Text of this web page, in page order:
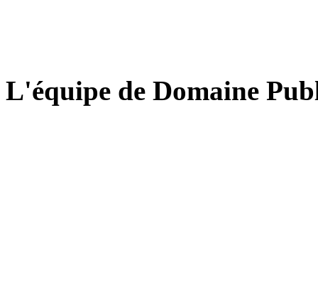
L'équipe de Domaine